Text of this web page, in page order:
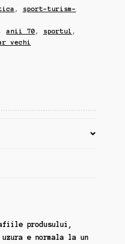
,
sport-turism-
,anii 70 , sportul ,
vechi
produsului,
e normala la un